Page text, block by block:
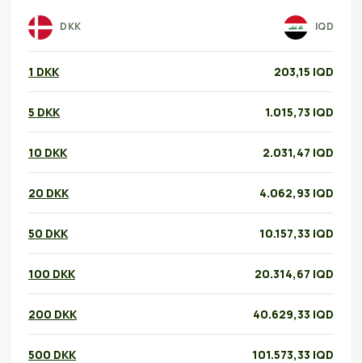
DKK IQD
1 DKK 203,15 IQD
5 DKK 1.015,73 IQD
10 DKK 2.031,47 IQD
20 DKK 4.062,93 IQD
50 DKK 10.157,33 IQD
100 DKK 20.314,67 IQD
200 DKK 40.629,33 IQD
500 DKK 101.573,33 IQD